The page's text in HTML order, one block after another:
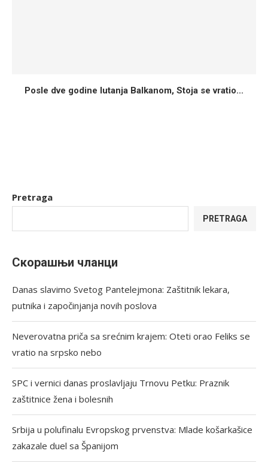
Posle dve godine lutanja Balkanom, Stoja se vratio...
Pretraga
PRETRAGA
Скорашњи чланци
Danas slavimo Svetog Pantelejmona: Zaštitnik lekara,
putnika i započinjanja novih poslova
Neverovatna priča sa srećnim krajem: Oteti orao Feliks se
vratio na srpsko nebo
SPC i vernici danas proslavljaju Trnovu Petku: Praznik
zaštitnice žena i bolesnih
Srbija u polufinalu Evropskog prvenstva: Mlade košarkašice
zakazale duel sa Španijom